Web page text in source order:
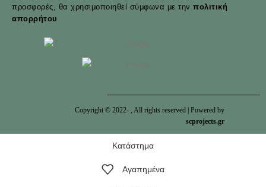
προσφορές, θα χρησιμοποιηθεί σύμφωνα με την πολιτική
απορρήτου
Copyright © 2022-, All rights reserved | Powered by
scprojects.gr
Κατάστημα
Αγαπημένα